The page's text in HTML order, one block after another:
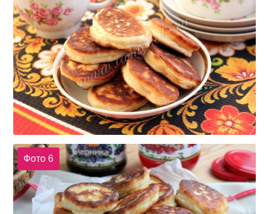
Фото 6